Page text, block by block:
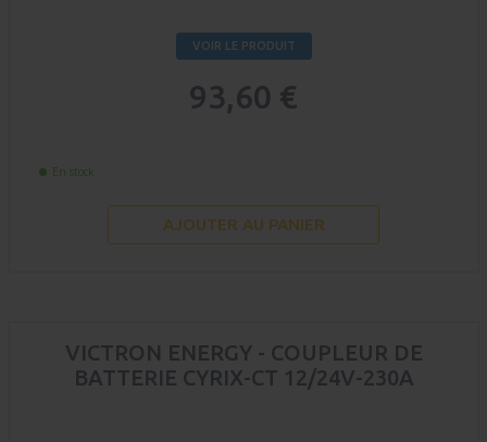
VOIR LE PRODUIT
93,60 €
En stock
AJOUTER AU PANIER
VICTRON ENERGY - COUPLEUR DE
BATTERIE CYRIX-CT 12/24V-230A